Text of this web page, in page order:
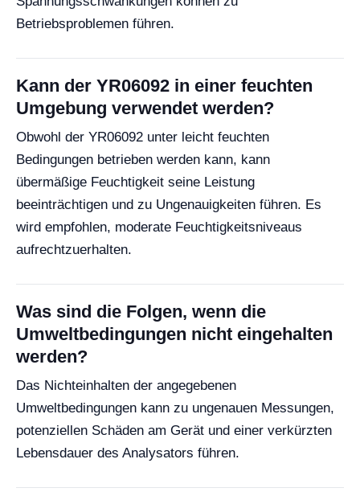
Betriebsproblemen führen.
Kann der YR06092 in einer feuchten
Umgebung verwendet werden?
Obwohl der YR06092 unter leicht feuchten
Bedingungen betrieben werden kann, kann
übermäßige Feuchtigkeit seine Leistung
beeinträchtigen und zu Ungenauigkeiten führen. Es
wird empfohlen, moderate Feuchtigkeitsniveaus
aufrechtzuerhalten.
Was sind die Folgen, wenn die
Umweltbedingungen nicht eingehalten
werden?
Das Nichteinhalten der angegebenen
Umweltbedingungen kann zu ungenauen Messungen,
potenziellen Schäden am Gerät und einer verkürzten
Lebensdauer des Analysators führen.